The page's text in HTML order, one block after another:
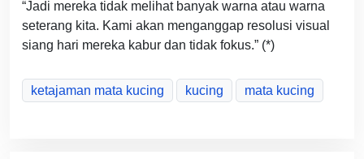
“Jadi mereka tidak melihat banyak warna atau warna
seterang kita. Kami akan menganggap resolusi visual
siang hari mereka kabur dan tidak fokus.” (*)
ketajaman mata kucing kucing mata kucing